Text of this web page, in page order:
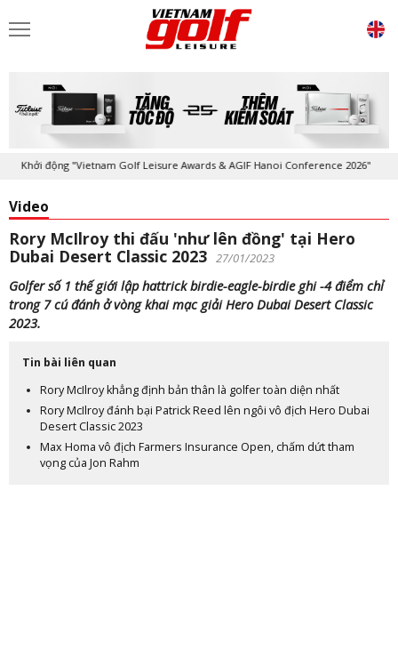
Khởi động "Vietnam Golf Leisure Awards & AGIF Hanoi Conference 2026"
Video
Rory McIlroy thi đấu 'như lên đồng' tại Hero
Dubai Desert Classic 2023 27/01/2023
Golfer số 1 thế giới lập hattrick birdie-eagle-birdie ghi -4 điểm chỉ
trong 7 cú đánh ở vòng khai mạc giải Hero Dubai Desert Classic
2023.
Tin bài liên quan
Rory McIlroy khẳng định bản thân là golfer toàn diện nhất
Rory McIlroy đánh bại Patrick Reed lên ngôi vô địch Hero Dubai
Desert Classic 2023
Max Homa vô địch Farmers Insurance Open, chấm dứt tham
vọng của Jon Rahm